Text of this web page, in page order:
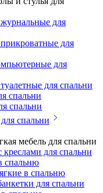
для
для
для
для спальни
спальни
спальни
спальни
мебель для спальни
для спальни
спальню
в спальню
для спальни